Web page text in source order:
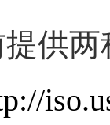
供